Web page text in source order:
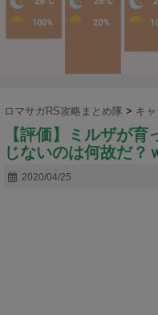
ロマサガRS攻略まとめ隊 > キャ
【評価】ミルザが
じないのは何故だ？
2020/04/25